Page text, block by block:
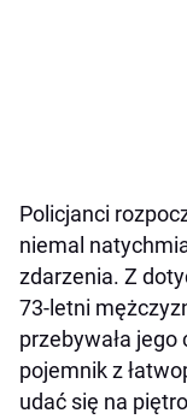
Policjanci
niemal
zdarzenia. Z
73-letni
przebywała
pojemnik z
udać się na